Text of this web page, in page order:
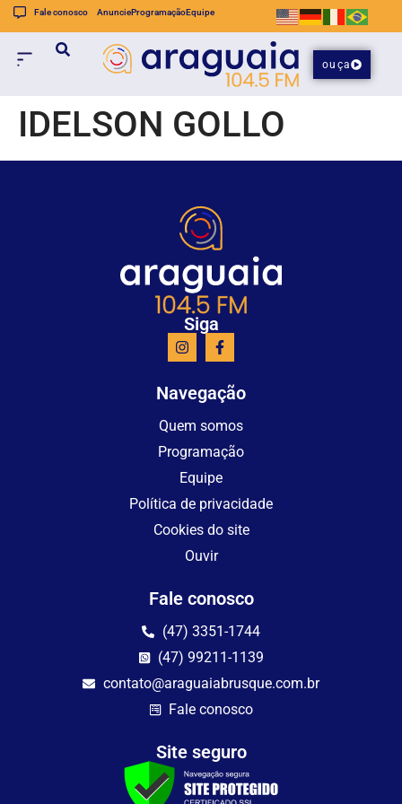
Fale conosco AnuncieProgramaçãoEquipe
ouça
IDELSON GOLLO
Siga
Navegação
Quem somos
Programação
Equipe
Política de privacidade
Cookies do site
Ouvir
Fale conosco
(47) 3351-1744
(47) 99211-1139
contato@araguaiabrusque.com.br
Fale conosco
Site seguro